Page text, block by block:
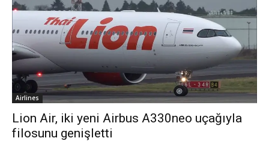
Airlines
Lion Air, iki yeni Airbus A330neo uçağıyla
filosunu genişletti